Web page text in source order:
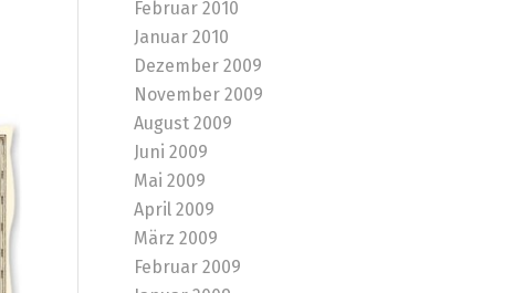
Februar 2010
Januar 2010
Dezember 2009
November 2009
August 2009
Juni 2009
Mai 2009
April 2009
März 2009
Februar 2009